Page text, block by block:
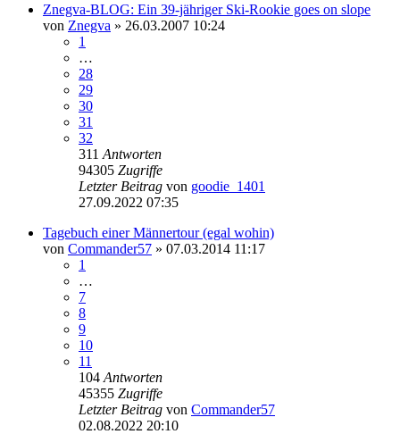
Znegva-BLOG: Ein 39-jähriger Ski-Rookie goes on slope
von Znegva » 26.03.2007 10:24
1
…
28
29
30
31
32
311 Antworten
94305 Zugriffe
Letzter Beitrag von goodie_1401
27.09.2022 07:35
Tagebuch einer Männertour (egal wohin)
von Commander57 » 07.03.2014 11:17
1
…
7
8
9
10
11
104 Antworten
45355 Zugriffe
Letzter Beitrag von Commander57
02.08.2022 20:10